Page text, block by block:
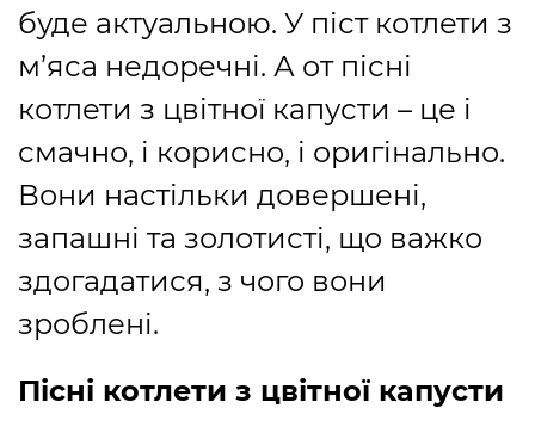
буде актуальною. У піст котлети з
м’яса недоречні. А от пісні
котлети з цвітної капусти – це і
смачно, і корисно, і оригінально.
Вони настільки довершені,
запашні та золотисті, що важко
здогадатися, з чого вони
зроблені.
Пісні котлети з цвітної капусти